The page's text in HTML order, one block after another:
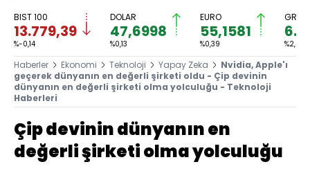
BIST 100
13.779,39
%-0,14
DOLAR
47,6998
%0,13
EURO
55,1581
%0,39 %2,59
Haberler Ekonomi Teknoloji Yapay Zeka
Nvidia, Apple'ı
geçerek dünyanın en değerli şirketi oldu - Çip devinin
dünyanın en değerli şirketi olma yolculuğu - Teknoloji
Haberleri
Çip devinin dünyanın en
değerli şirketi olma yolculuğu